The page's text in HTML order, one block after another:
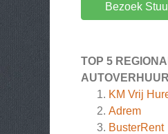
Bezoek
TOP 5
KM Vrij
Adrem
BusterRent